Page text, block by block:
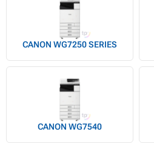
CANON WG7250 SERIES
CANON WG7540